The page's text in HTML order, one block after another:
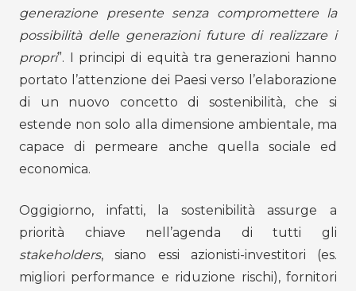
generazione presente senza compromettere la
possibilità delle generazioni future di realizzare i
propri”. I principi di equità tra generazioni hanno
portato l’attenzione dei Paesi verso l’elaborazione
di un nuovo concetto di sostenibilità, che si
estende non solo alla dimensione ambientale, ma
capace di permeare anche quella sociale ed
economica.
Oggigiorno, infatti, la sostenibilità assurge a
priorità chiave nell’agenda di tutti gli
stakeholders, siano essi azionisti-investitori (es.
migliori performance e riduzione rischi), fornitori